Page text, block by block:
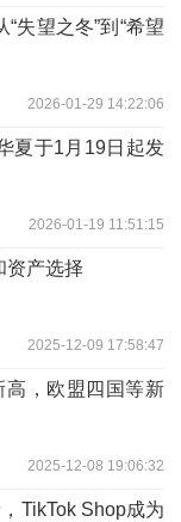
望之冬”到“希望
2026-01-29 14:22:06
夏于1月19日起发
2026-01-19 11:51:15
资产选择
2025-12-09 17:58:47
高，欧盟四国等新
2025-12-08 19:06:32
TikTok Shop成为